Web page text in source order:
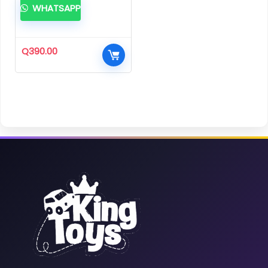
Q390.00
WHATSAPP